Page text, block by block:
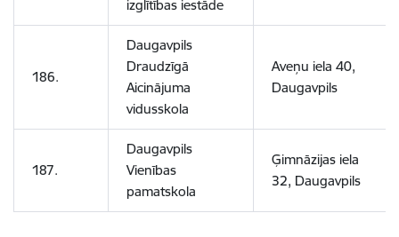
izglītības iestāde
186.
Daugavpils
Draudzīgā
Aicinājuma
vidusskola
Aveņu iela 40,
Daugavpils
187.
Daugavpils
Vienības
pamatskola
Ģimnāzijas iela
32, Daugavpils